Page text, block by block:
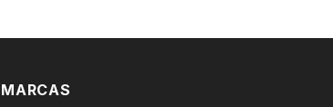
MARCAS